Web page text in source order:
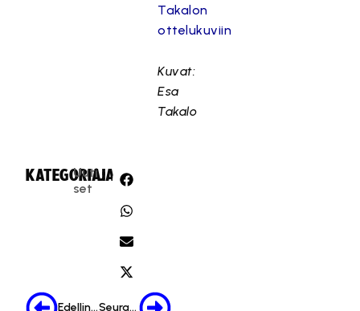
Takalon
ottelukuviin
Kuvat:
Esa
Takalo
KATEGORIA:
Uuti
set
JAA:
Edellinen Seuraava